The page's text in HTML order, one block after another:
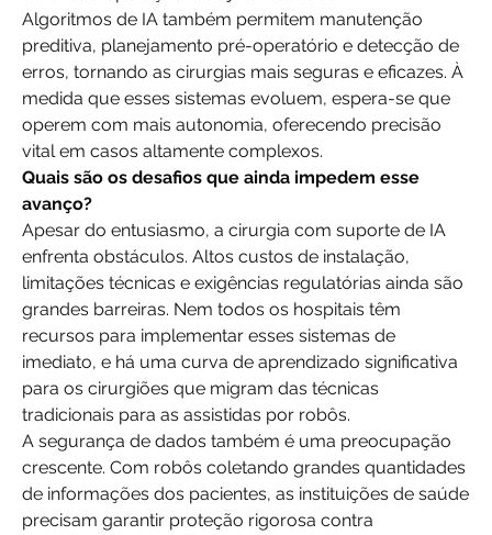
Algoritmos de IA também permitem manutenção
preditiva, planejamento pré-operatório e detecção de
erros, tornando as cirurgias mais seguras e eficazes. À
medida que esses sistemas evoluem, espera-se que
operem com mais autonomia, oferecendo precisão
vital em casos altamente complexos.
Quais são os desafios que ainda impedem esse
avanço?
Apesar do entusiasmo, a cirurgia com suporte de IA
enfrenta obstáculos. Altos custos de instalação,
limitações técnicas e exigências regulatórias ainda são
grandes barreiras. Nem todos os hospitais têm
recursos para implementar esses sistemas de
imediato, e há uma curva de aprendizado significativa
para os cirurgiões que migram das técnicas
tradicionais para as assistidas por robôs.
A segurança de dados também é uma preocupação
crescente. Com robôs coletando grandes quantidades
de informações dos pacientes, as instituições de saúde
precisam garantir proteção rigorosa contra